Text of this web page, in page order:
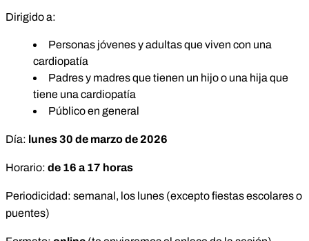
Dirigido a:
Personas jóvenes y adultas que viven con una
cardiopatía
Padres y madres que tienen un hijo o una hija que
tiene una cardiopatía
Público en general
Día: lunes30 de marzo de 2026
Horario: de 16 a 17 horas
Periodicidad: semanal, los lunes (excepto fiestas escolares o
puentes)